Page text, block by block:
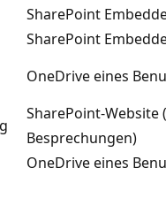
SharePoint
SharePoint
OneDrive eines
SharePoint-
Besprechungen)
OneDrive eines